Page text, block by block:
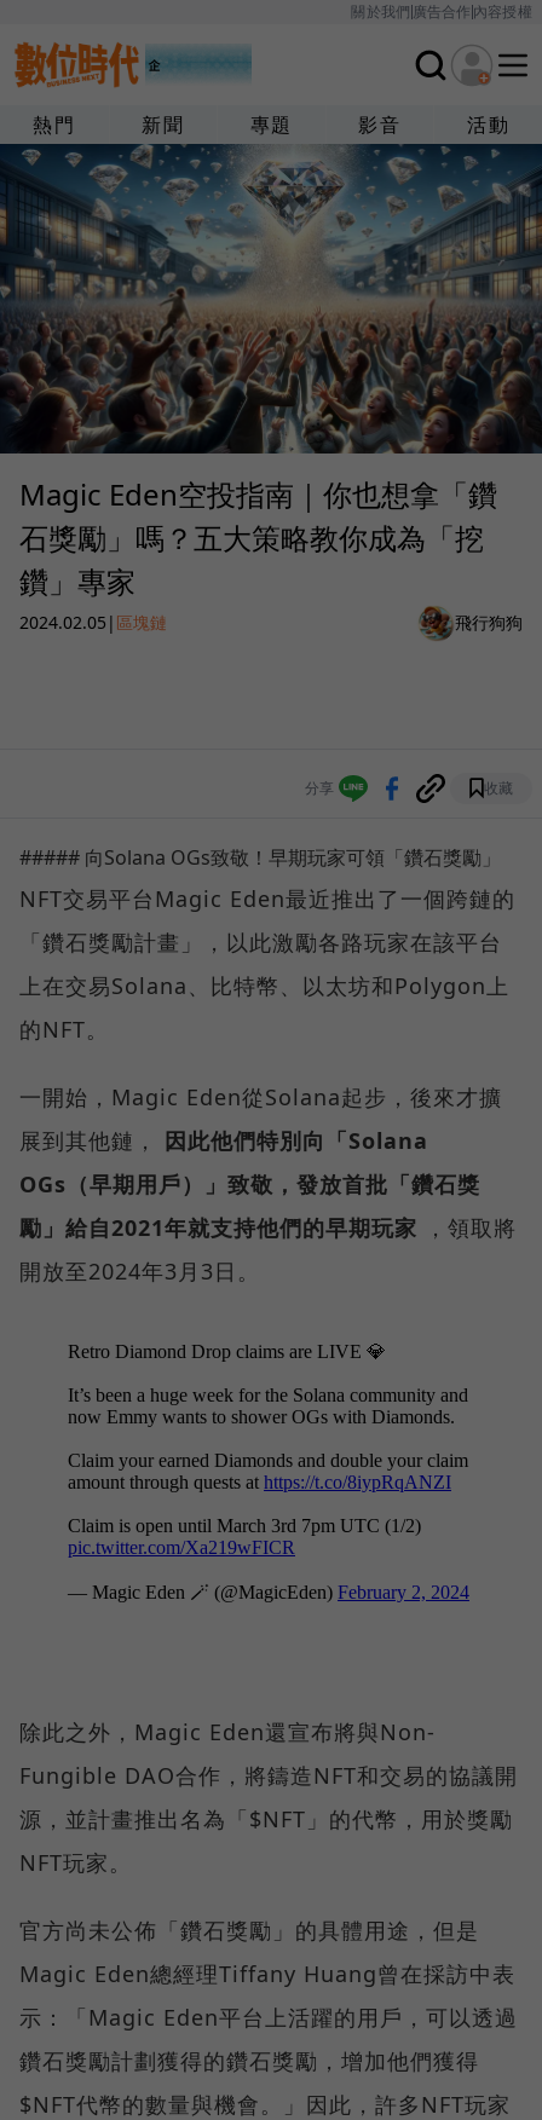
關於我們廣告合作內容授權
熱門 新聞 專題 影音 活動
Magic Eden空投指南｜你也想拿「鑽
石獎勵」嗎？五大策略教你成為「挖
鑽」專家
2024.02.05 | 區塊鏈 飛行狗狗
分享 收藏
##### 向Solana OGs致敬！早期玩家可領「鑽石獎勵」
NFT交易平台Magic Eden最近推出了一個跨鏈的
「鑽石獎勵計畫」，以此激勵各路玩家在該平台
上在交易Solana、比特幣、以太坊和Polygon上
的NFT。
一開始，Magic Eden從Solana起步，後來才擴
展到其他鏈， 因此他們特別向「Solana
OGs（早期用戶）」致敬，發放首批「鑽石獎
勵」給自2021年就支持他們的早期玩家 ，領取將
開放至2024年3月3日。
除此之外，Magic Eden還宣布將與Non-
Fungible DAO合作，將鑄造NFT和交易的協議開
源，並計畫推出名為「$NFT」的代幣，用於獎勵
NFT玩家。
官方尚未公佈「鑽石獎勵」的具體用途，但是
Magic Eden總經理Tiffany Huang曾在採訪中表
示：「Magic Eden平台上活躍的用戶，可以透過
鑽石獎勵計劃獲得的鑽石獎勵，增加他們獲得
$NFT代幣的數量與機會。」因此，許多NFT玩家